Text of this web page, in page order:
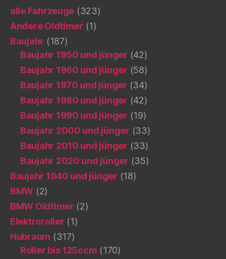
alle Fahrzeuge (323)
Andere Oldtimer (1)
Baujahr (187)
Baujahr 1950 und jünger (42)
Baujahr 1960 und jünger (58)
Baujahr 1970 und jünger (34)
Baujahr 1980 und jünger (42)
Baujahr 1990 und jünger (19)
Baujahr 2000 und jünger (33)
Baujahr 2010 und jünger (33)
Baujahr 2020 und jünger (35)
Baujahr 1940 und jünger (18)
BMW (2)
BMW Oldtimer (2)
Elektroroller (1)
Hubraum (317)
Roller bis 125ccm (170)